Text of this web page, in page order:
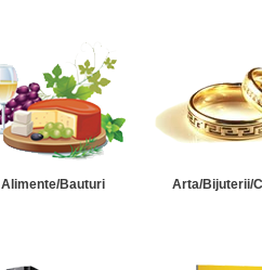
Alimente/Bauturi Arta/Bijuterii/